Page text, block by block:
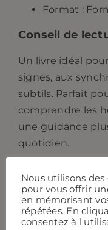
Format :
Conseil de
Un livre idéal
signes, aux
subtils. Parfait
comprendre les
une guidance
quotidien.
Nous utilisons
pour vous offrir
en mémorisant
répétées. En
consentez à